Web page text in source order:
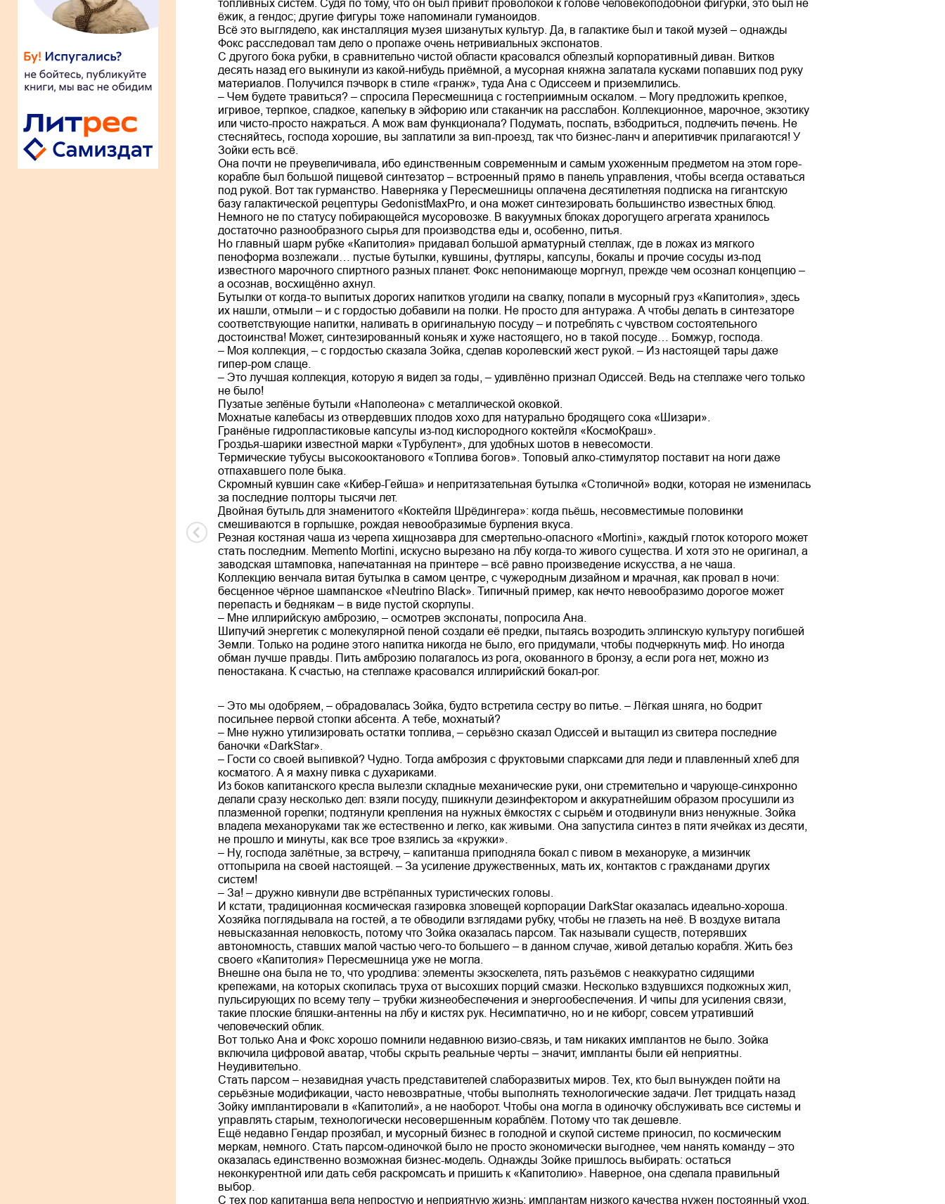
топливных систем. Судя по тому, что он был привит проволокой к голове человекоподобной фигурки, это был не
ёжик, а гендос; другие фигуры тоже напоминали гуманоидов.
Всё это выглядело, как инсталляция музея шизанутых культур. Да, в галактике был и такой музей – однажды
Фокс расследовал там дело о пропаже очень нетривиальных экспонатов.
С другого бока рубки, в сравнительно чистой области красовался облезлый корпоративный диван. Витков
десять назад его выкинули из какой-нибудь приёмной, а мусорная княжна залатала кусками попавших под руку
материалов. Получился пэчворк в стиле «гранж», туда Ана с Одиссеем и приземлились.
– Чем будете травиться? – спросила Пересмешница с гостеприимным оскалом. – Могу предложить крепкое,
игривое, терпкое, сладкое, капельку в эйфорию или стаканчик на расслабон. Коллекционное, марочное, экзотику
или чисто-просто нажраться. А мож вам функционала? Подумать, поспать, взбодриться, подлечить печень. Не
стесняйтесь, господа хорошие, вы заплатили за вип-проезд, так что бизнес-ланч и аперитивчик прилагаются! У
Зойки есть всё.
Она почти не преувеличивала, ибо единственным современным и самым ухоженным предметом на этом горе-
корабле был большой пищевой синтезатор – встроенный прямо в панель управления, чтобы всегда оставаться
под рукой. Вот так гурманство. Наверняка у Пересмешницы оплачена десятилетняя подписка на гигантскую
базу галактической рецептуры GedonistMaxPro, и она может синтезировать большинство известных блюд.
Немного не по статусу побирающейся мусоровозке. В вакуумных блоках дорогущего агрегата хранилось
достаточно разнообразного сырья для производства еды и, особенно, питья.
Но главный шарм рубке «Капитолия» придавал большой арматурный стеллаж, где в ложах из мягкого
пеноформа возлежали… пустые бутылки, кувшины, футляры, капсулы, бокалы и прочие сосуды из-под
известного марочного спиртного разных планет. Фокс непонимающе моргнул, прежде чем осознал концепцию –
а осознав, восхищённо ахнул.
Бутылки от когда-то выпитых дорогих напитков угодили на свалку, попали в мусорный груз «Капитолия», здесь
их нашли, отмыли – и с гордостью добавили на полки. Не просто для антуража. А чтобы делать в синтезаторе
соответствующие напитки, наливать в оригинальную посуду – и потреблять с чувством состоятельного
достоинства! Может, синтезированный коньяк и хуже настоящего, но в такой посуде… Бомжур, господа.
– Моя коллекция, – с гордостью сказала Зойка, сделав королевский жест рукой. – Из настоящей тары даже
гипер-ром слаще.
– Это лучшая коллекция, которую я видел за годы, – удивлённо признал Одиссей. Ведь на стеллаже чего только
не было!
Пузатые зелёные бутыли «Наполеона» с металлической оковкой.
Мохнатые калебасы из отвердевших плодов хохо для натурально бродящего сока «Шизари».
Гранёные гидропластиковые капсулы из-под кислородного коктейля «КосмоКраш».
Гроздья-шарики известной марки «Турбулент», для удобных шотов в невесомости.
Термические тубусы высокооктанового «Топлива богов». Топовый алко-стимулятор поставит на ноги даже
отпахавшего поле быка.
Скромный кувшин саке «Кибер-Гейша» и непритязательная бутылка «Столичной» водки, которая не изменилась
за последние полторы тысячи лет.
Двойная бутыль для знаменитого «Коктейля Шрёдингера»: когда пьёшь, несовместимые половинки
смешиваются в горлышке, рождая невообразимые бурления вкуса.
Резная костяная чаша из черепа хищнозавра для смертельно-опасного «Mortini», каждый глоток которого может
стать последним. Memento Mortini, искусно вырезано на лбу когда-то живого существа. И хотя это не оригинал, а
заводская штамповка, напечатанная на принтере – всё равно произведение искусства, а не чаша.
Коллекцию венчала витая бутылка в самом центре, с чужеродным дизайном и мрачная, как провал в ночи:
бесценное чёрное шампанское «Neutrino Black». Типичный пример, как нечто невообразимо дорогое может
перепасть и беднякам – в виде пустой скорлупы.
– Мне иллирийскую амброзию, – осмотрев экспонаты, попросила Ана.
Шипучий энергетик с молекулярной пеной создали её предки, пытаясь возродить эллинскую культуру погибшей
Земли. Только на родине этого напитка никогда не было, его придумали, чтобы подчеркнуть миф. Но иногда
обман лучше правды. Пить амброзию полагалось из рога, окованного в бронзу, а если рога нет, можно из
пеностакана. К счастью, на стеллаже красовался иллирийский бокал-рог.
– Это мы одобряем, – обрадовалась Зойка, будто встретила сестру во питье. – Лёгкая шняга, но бодрит
посильнее первой стопки абсента. А тебе, мохнатый?
– Мне нужно утилизировать остатки топлива, – серьёзно сказал Одиссей и вытащил из свитера последние
баночки «DarkStar».
– Гости со своей выпивкой? Чудно. Тогда амброзия с фруктовыми спарксами для леди и плавленный хлеб для
косматого. А я махну пивка с духариками.
Из боков капитанского кресла вылезли складные механические руки, они стремительно и чарующе-синхронно
делали сразу несколько дел: взяли посуду, пшикнули дезинфектором и аккуратнейшим образом просушили из
плазменной горелки; подтянули крепления на нужных ёмкостях с сырьём и отодвинули вниз ненужные. Зойка
владела механоруками так же естественно и легко, как живыми. Она запустила синтез в пяти ячейках из десяти,
не прошло и минуты, как все трое взялись за «кружки».
– Ну, господа залётные, за встречу, – капитанша приподняла бокал с пивом в механоруке, а мизинчик
оттопырила на своей настоящей. – За усиление дружественных, мать их, контактов с гражданами других
систем!
– За! – дружно кивнули две встрёпанных туристических головы.
И кстати, традиционная космическая газировка зловещей корпорации DarkStar оказалась идеально-хороша.
Хозяйка поглядывала на гостей, а те обводили взглядами рубку, чтобы не глазеть на неё. В воздухе витала
невысказанная неловкость, потому что Зойка оказалась парсом. Так называли существ, потерявших
автономность, ставших малой частью чего-то большего – в данном случае, живой деталью корабля. Жить без
своего «Капитолия» Пересмешница уже не могла.
Внешне она была не то, что уродлива: элементы экзоскелета, пять разъёмов с неаккуратно сидящими
крепежами, на которых скопилась труха от высохших порций смазки. Несколько вздувшихся подкожных жил,
пульсирующих по всему телу – трубки жизнеобеспечения и энергообеспечения. И чипы для усиления связи,
такие плоские бляшки-антенны на лбу и кистях рук. Несимпатично, но и не киборг, совсем утративший
человеческий облик.
Вот только Ана и Фокс хорошо помнили недавнюю визио-связь, и там никаких имплантов не было. Зойка
включила цифровой аватар, чтобы скрыть реальные черты – значит, импланты были ей неприятны.
Неудивительно.
Стать парсом – незавидная участь представителей слаборазвитых миров. Тех, кто был вынужден пойти на
серьёзные модификации, часто невозвратные, чтобы выполнять технологические задачи. Лет тридцать назад
Зойку имплантировали в «Капитолий», а не наоборот. Чтобы она могла в одиночку обслуживать все системы и
управлять старым, технологически несовершенным кораблём. Потому что так дешевле.
Ещё недавно Гендар прозябал, и мусорный бизнес в голодной и скупой системе приносил, по космическим
меркам, немного. Стать парсом-одиночкой было не просто экономически выгоднее, чем нанять команду – это
оказалась единственно возможная бизнес-модель. Однажды Зойке пришлось выбирать: остаться
неконкурентной или дать себя раскромсать и пришить к «Капитолию». Наверное, она сделала правильный
выбор.
С тех пор капитанша вела непростую и неприятную жизнь: имплантам низкого качества нужен постоянный уход.